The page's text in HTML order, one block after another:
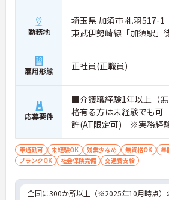
勤務地
埼玉県 加須市 礼羽517-1
東武伊勢崎線「加須駅」
雇用形態 正社員(正職員)
応募要件
■介護職経験1年以上（
格有る方は未経験でも
許(AT限定可) ※実務経
がい者福祉に関する経験
迎
車通勤可 未経験OK 残業少なめ 無資格OK
年
ブランクOK
社会保険完備 交通費支給
全国に300か所以上（※2025年10月時点）